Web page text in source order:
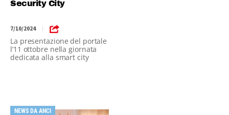
Security City
7/10/2024 |
La presentazione del portale
l’11 ottobre nella giornata
dedicata alla smart city
NEWS DA ANCI